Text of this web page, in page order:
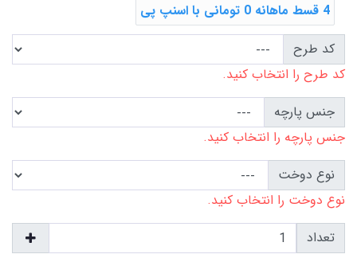
4 قسط ماهانه 0 تومانی با اسنپ ‌پی
کد طرح
کد طرح را انتخاب کنید.
جنس پارچه
جنس پارچه را انتخاب کنید.
نوع دوخت
نوع دوخت را انتخاب کنید.
تعداد